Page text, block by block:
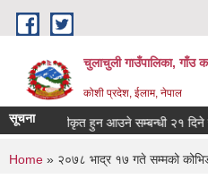
Skip to main content
चुलाचुली गाउँपालिका, गाँउ
कोशी प्रदेश, ईलाम, नेपाल
सूचना
समाजसेवी सूचीकृत हुन आउने सम्बन्धी २१ दिने
You are here
Home » २०७८ भाद्र १७ गते सम्मको